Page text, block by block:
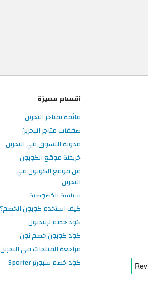
أقسام مميزة
قائمة بمتاجر البحرين
صفقات متاجر البحرين
مدونة التسوق في البحرين
خريطة موقع الكوبون
عن موقع الكوبون في
البحرين
سياسة الخصوصية
كيف استخدم كوبون الخصم؟
كود خصم ترينديول
كود كوبون خصم نون
مراجعة المنتجات في البحرين
كود خصم سبورتر Sporter